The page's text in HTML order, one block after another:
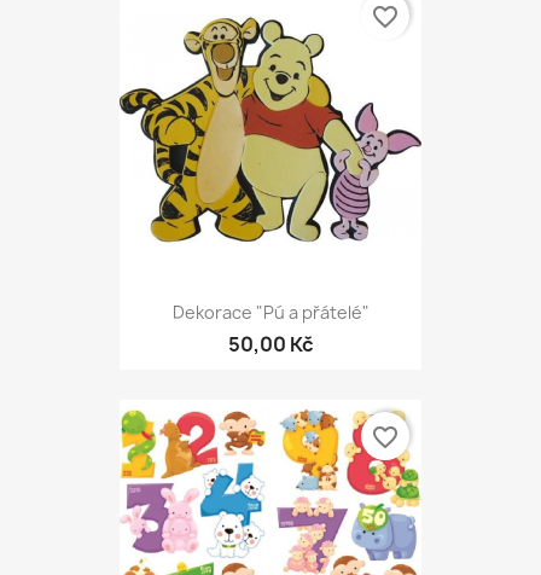
Dekorace "Pú a přátelé"
50,00 Kč
favorite_border
favorite_border